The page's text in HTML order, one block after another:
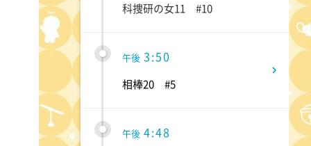
科捜研の女11 #10
午後 3:50
相棒20 #5
午後 4:48